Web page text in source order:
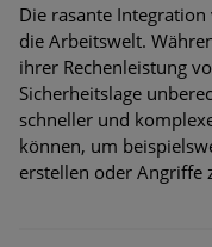
Die rasante
die Arbeitswelt.
ihrer Rechenleistung
Sicherheitslage
schneller und
können, um
erstellen oder Angriffe